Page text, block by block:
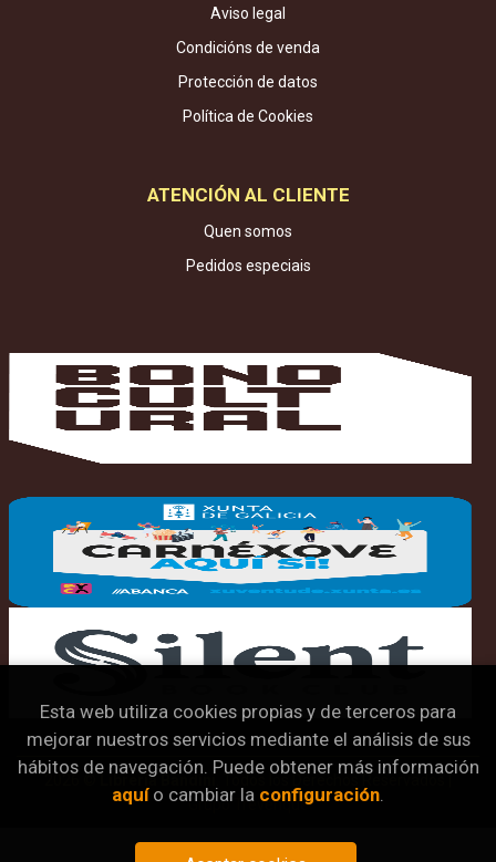
Aviso legal
Condicións de venda
Protección de datos
Política de Cookies
ATENCIÓN AL CLIENTE
Quen somos
Pedidos especiais
Librería Bandini
Grupo Trevenque
Esta web utiliza cookies propias y de terceros para
mejorar nuestros servicios mediante el análisis de sus
hábitos de navegación. Puede obtener más información
aquío cambiar la configuración.